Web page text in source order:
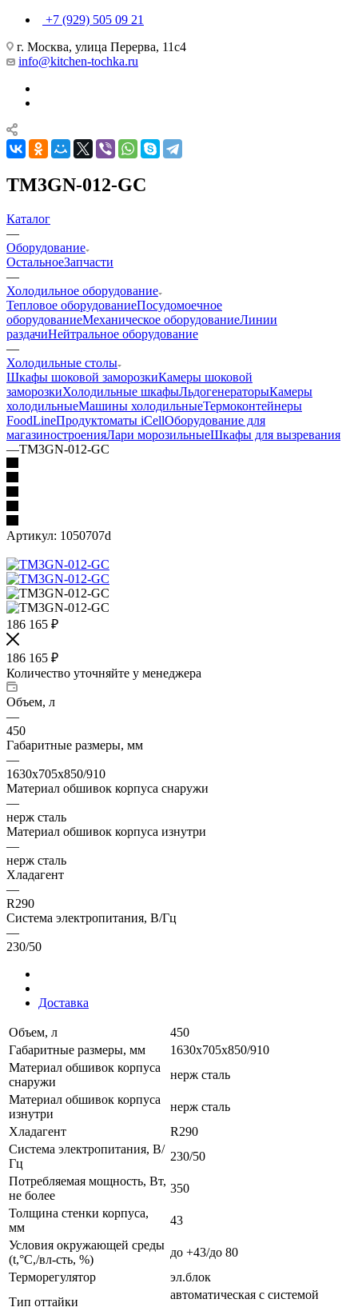
+7 (929) 505 09 21
г. Москва, улица Перерва, 11с4
info@kitchen-tochka.ru
TM3GN-012-GС
Каталог
—
Оборудование
ОстальноеЗапчасти
—
Холодильное оборудование
Тепловое оборудованиеПосудомоечное
оборудованиеМеханическое оборудованиеЛинии
раздачиНейтральное оборудование
—
Холодильные столы
Шкафы шоковой заморозкиКамеры шоковой
заморозкиХолодильные шкафыЛьдогенераторыКамеры
холодильныеМашины холодильныеТермоконтейнеры
FoodLineПродуктоматы iCellОборудование для
магазиностроенияЛари морозильныеШкафы для вызревания
—TM3GN-012-GС
Артикул: 1050707d
186 165 ₽
186 165 ₽
Количество уточняйте у менеджера
Объем, л
—
450
Габаритные размеры, мм
—
1630х705х850/910
Материал обшивок корпуса снаружи
—
нерж сталь
Материал обшивок корпуса изнутри
—
нерж сталь
Хладагент
—
R290
Система электропитания, В/Гц
—
230/50
Доставка
Объем, л
450
Габаритные размеры, мм
1630х705х850/910
Материал обшивок корпуса
снаружи
нерж сталь
Материал обшивок корпуса
изнутри
нерж сталь
Хладагент
R290
Система электропитания, В/
Гц
230/50
Потребляемая мощность, Вт,
не более
350
Толщина стенки корпуса,
мм
43
Условия окружающей среды
(t,°C,/вл-сть, %)
до +43/до 80
Терморегулятор
эл.блок
Тип оттайки
автоматическая с системой